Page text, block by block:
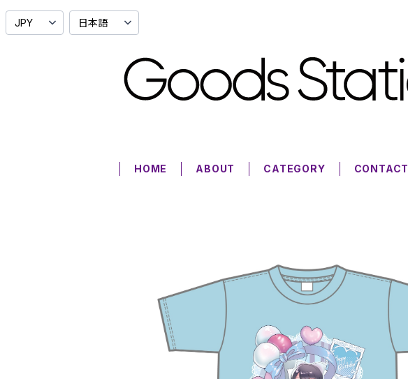
HOME ABOUT CATEGORY CONTACT